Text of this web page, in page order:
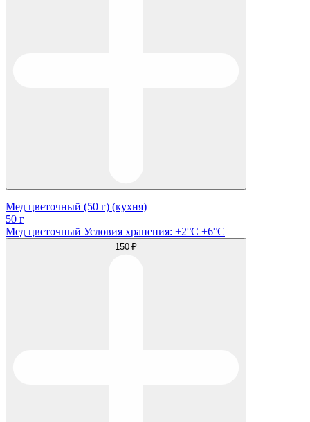
Мед цветочный (50 г) (кухня)
50 г
Мед цветочный Условия хранения: +2°C +6°C
150 ₽